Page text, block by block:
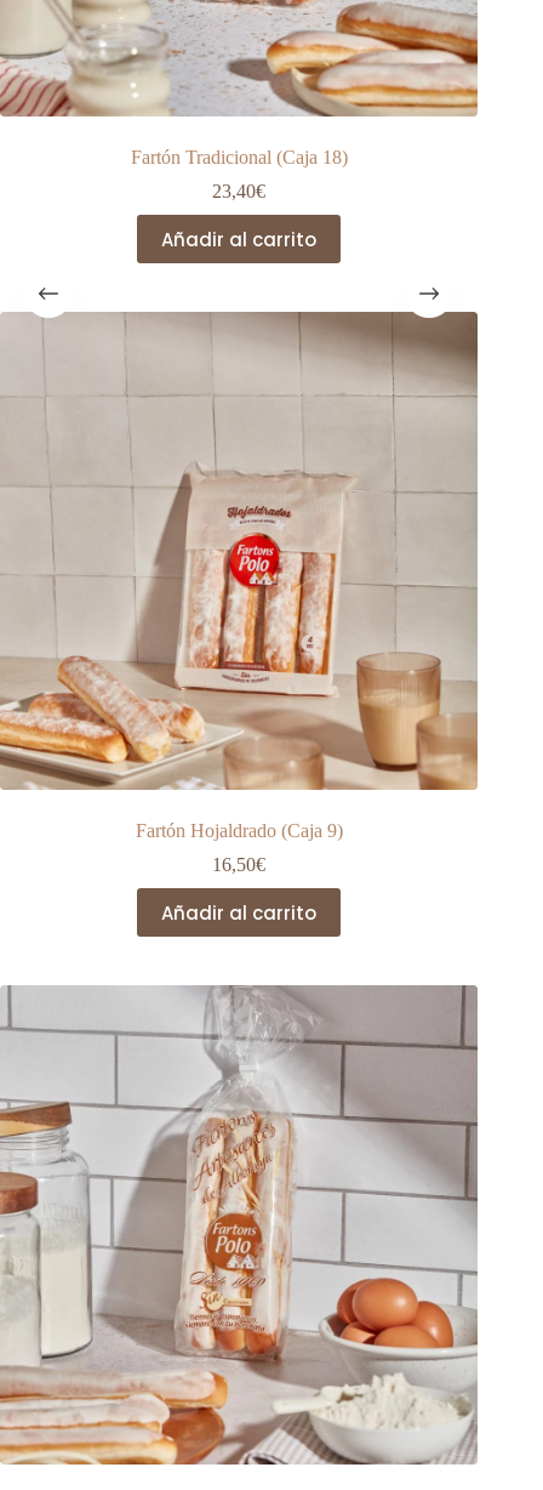
Fartón Tradicional (Caja 18)
23,40€
Añadir al carrito
Fartón Hojaldrado (Caja 9)
16,50€
Añadir al carrito